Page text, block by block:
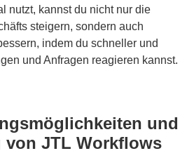
nutzt, kannst du nicht nur die
steigern, sondern auch
indem du schneller und
und Anfragen reagieren kannst.
und
von JTL Workflows